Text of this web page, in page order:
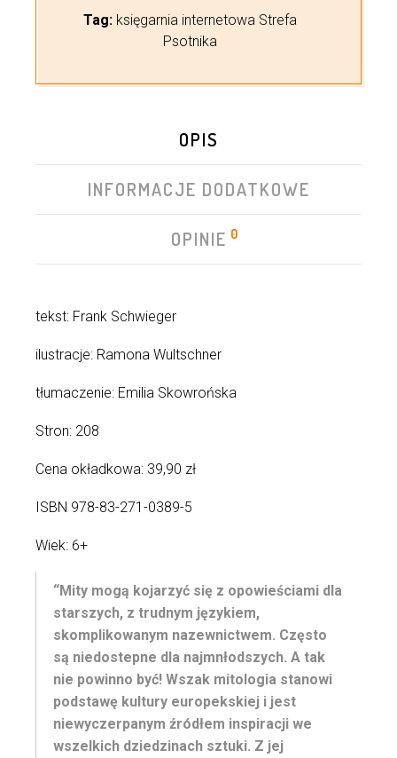
Tag: księgarnia internetowa Strefa
Psotnika
OPIS
INFORMACJE DODATKOWE
OPINIE 0
tekst: Frank Schwieger
ilustracje: Ramona Wultschner
tłumaczenie: Emilia Skowrońska
Stron: 208
Cena okładkowa: 39,90 zł
ISBN 978-83-271-0389-5
Wiek: 6+
“Mity mogą kojarzyć się z opowieściami dla
starszych, z trudnym językiem,
skomplikowanym nazewnictwem. Często
są niedostepne dla najmnłodszych. A tak
nie powinno być! Wszak mitologia stanowi
podstawę kultury europekskiej i jest
niewyczerpanym źródłem inspiracji we
wszelkich dziedzinach sztuki. Z jej